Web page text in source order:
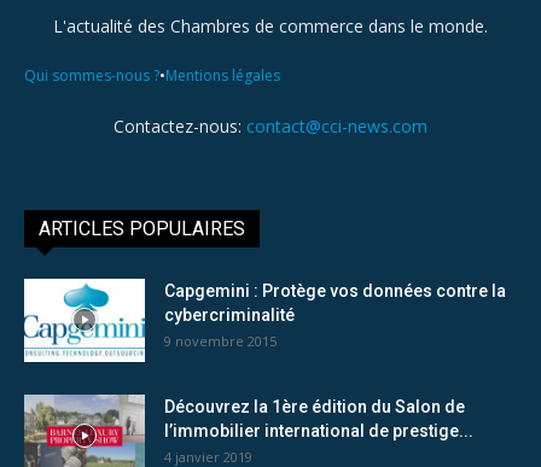
L'actualité des Chambres de commerce dans le monde.
Qui sommes-nous ?•Mentions légales
Contactez-nous: contact@cci-news.com
ARTICLES POPULAIRES
Capgemini : Protège vos données contre la
cybercriminalité
9 novembre 2015
Découvrez la 1ère édition du Salon de
l’immobilier international de prestige...
4 janvier 2019